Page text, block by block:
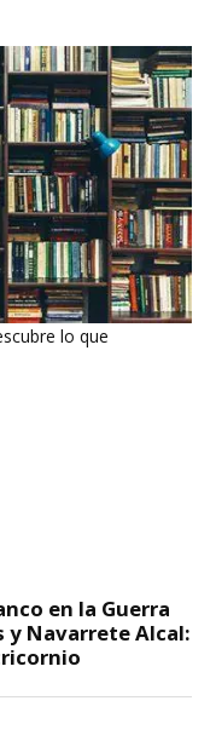
lo que